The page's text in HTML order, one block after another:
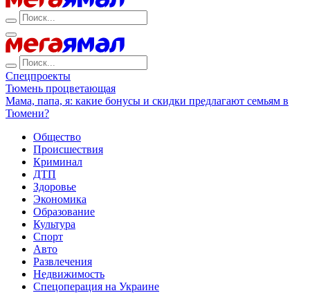
Спецпроекты
Тюмень процветающая
Мама, папа, я: какие бонусы и скидки предлагают семьям в
Тюмени?
Общество
Происшествия
Криминал
ДТП
Здоровье
Экономика
Образование
Культура
Спорт
Авто
Развлечения
Недвижимость
Спецоперация на Украине